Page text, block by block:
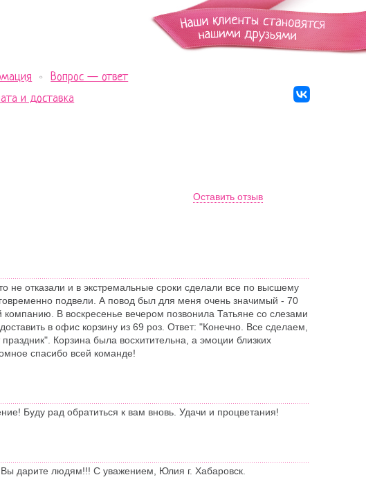
Вопрос — ответ
и доставка
Оставить отзыв
не отказали и в экстремальные сроки сделали все по высшему
подвели. А повод был для меня очень значимый - 70
В воскресенье вечером позвонила Татьяне со слезами
в офис корзину из 69 роз. Ответ: "Конечно. Все сделаем,
Корзина была восхитительна, а эмоции близких
спасибо всей команде!
Буду рад обратиться к вам вновь. Удачи и процветания!
дарите людям!!! С уважением, Юлия г. Хабаровск.